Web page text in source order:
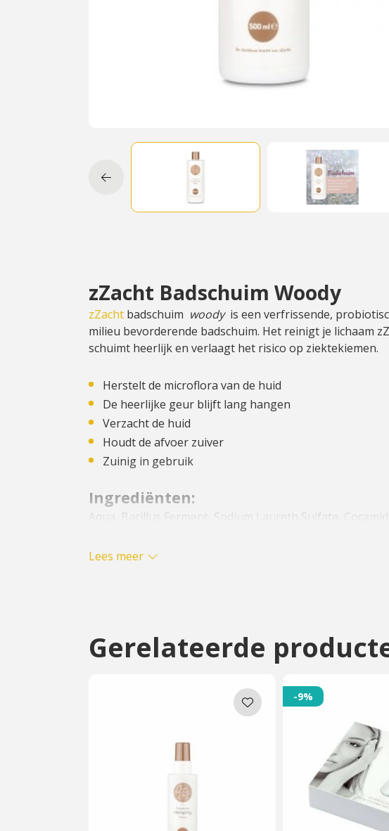
zZacht Badschuim Woody
zZacht badschuim woodyis een verfrissende,
milieu bevorderende badschuim. Het reinigt je lichaam
schuimt heerlijk en verlaagt het risico op ziektekiemen.
Herstelt de microflora van de huid
De heerlijke geur blijft lang hangen
Verzacht de huid
Houdt de afvoer zuiver
Zuinig in gebruik
Ingrediënten:
Aqua, Bacillus Ferment, Sodium Laureth Sulfate,
Chloride, Ethylhexyl Glycerin, CI 16255, Parfum
Lees meer
Gerelateerde
-9%